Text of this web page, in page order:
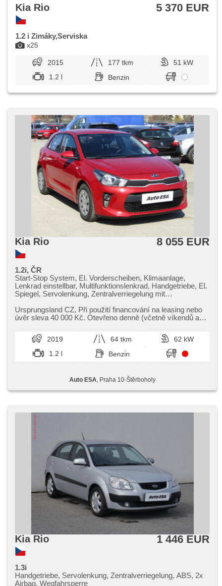
x25
Kia Rio 5 370 EUR
1.2 i Zimáky,Serviska
2015 177 tkm
51 kW
1.2 l
Benzin
Kia Rio 8 055 EUR
1.2i, ČR
Start-Stop System, El. Vorderscheiben, Klimaanlage,
Lenkrad einstellbar, Multifunktionslenkrad, Handgetriebe, El.
Spiegel, Servolenkung, Zentralverriegelung mit
(ESP), Nebelscheinwerfer, täglich Leuchten, ABS,
Antriebsschlupfregelung (ASR), parkovací senzory zadní,
Ursprungsland CZ,​ Při použití financování na leasing nebo
úvěr sleva 40 000 Kč. Otevřeno denně (včetně víkendů a
2019 64 tkm
62 kW
1.2 l
Benzin
Auto ESA , Praha 10-Štěrboholy
Kia Rio 1 446 EUR
1.3i
Handgetriebe, Servolenkung, Zentralverriegelung, ABS, 2x
Airbag, Wegfahrsperre